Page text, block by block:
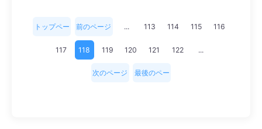
トップペー 前のページ ... 113 114 115 116
117 118 119 120 121 122 ...
次のページ 最後のペー